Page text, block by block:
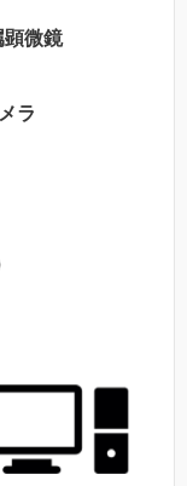
微鏡
ラ